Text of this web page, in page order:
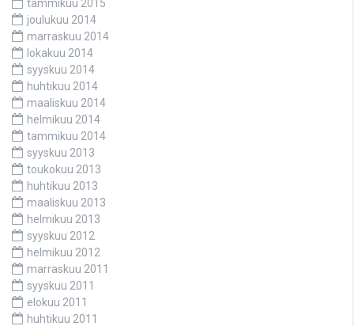
tammikuu 2015
joulukuu 2014
marraskuu 2014
lokakuu 2014
syyskuu 2014
huhtikuu 2014
maaliskuu 2014
helmikuu 2014
tammikuu 2014
syyskuu 2013
toukokuu 2013
huhtikuu 2013
maaliskuu 2013
helmikuu 2013
syyskuu 2012
helmikuu 2012
marraskuu 2011
syyskuu 2011
elokuu 2011
huhtikuu 2011